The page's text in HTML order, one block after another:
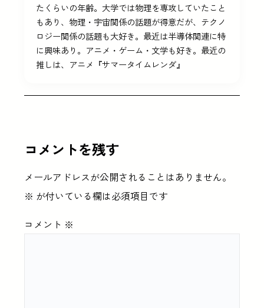
たくらいの年齢。大学では物理を専攻していたこと
もあり、物理・宇宙関係の話題が得意だが、テクノ
ロジー関係の話題も大好き。最近は半導体関連に特
に興味あり。アニメ・ゲーム・文学も好き。最近の
推しは、アニメ『サマータイムレンダ』
コメントを残す
メールアドレスが公開されることはありません。
※ が付いている欄は必須項目です
コメント ※